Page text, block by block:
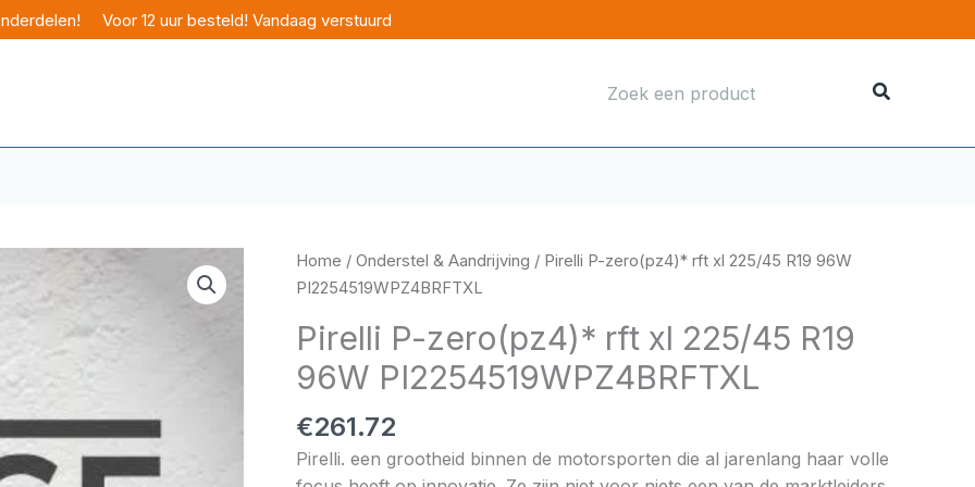
Voor 12 uur besteld! Vandaag verstuurd
naar:
Home / Onderstel & Aandrijving / Pirelli P-zero(pz4)* rft xl 225/45 R19 96W
PI2254519WPZ4BRFTXL
Pirelli P-zero(pz4)* rft xl 225/45 R19
96W PI2254519WPZ4BRFTXL
€261.72
Pirelli. een grootheid binnen de motorsporten die al jarenlang haar volle